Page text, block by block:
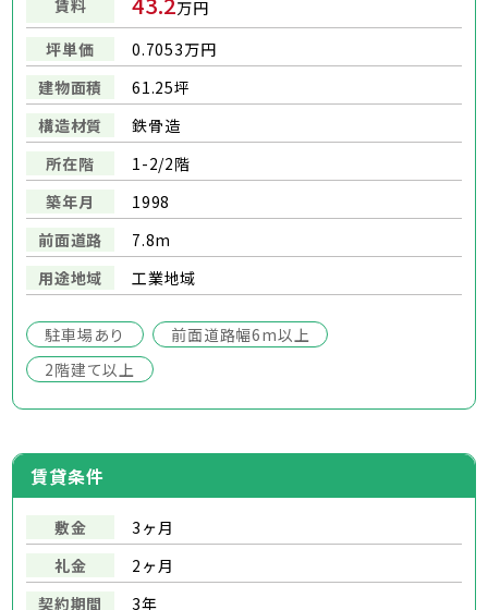
賃料
万円
坪単価
0.7053万円
建物面積
61.25坪
構造材質
鉄骨造
所在階
1-2/2階
築年月
1998
前面道路
7.8m
用途地域
工業地域
駐車場あり
前面道路幅6m以上
2階建て以上
賃貸条件
敷金
3ヶ月
礼金
2ヶ月
契約期間
3年